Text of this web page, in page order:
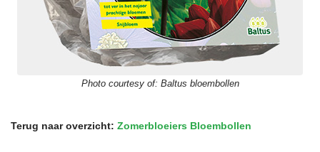
Photo courtesy of: Baltus bloembollen
Terug naar overzicht: Zomerbloeiers Bloembollen